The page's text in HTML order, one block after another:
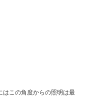
はこの角度からの照明は最